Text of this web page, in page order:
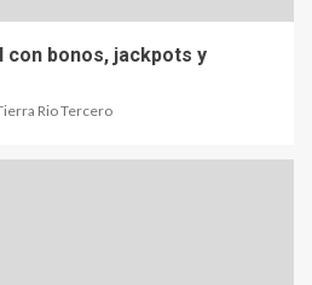
con bonos, jackpots y
Rio Tercero